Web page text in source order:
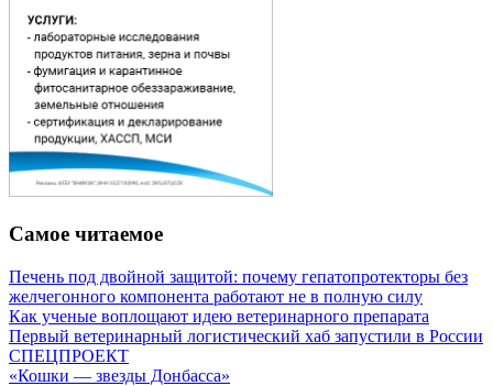
Самое читаемое
Печень под двойной защитой: почему гепатопротекторы без
желчегонного компонента работают не в полную силу
Как ученые воплощают идею ветеринарного препарата
Первый ветеринарный логистический хаб запустили в России
СПЕЦПРОЕКТ
«Кошки — звезды Донбасса»